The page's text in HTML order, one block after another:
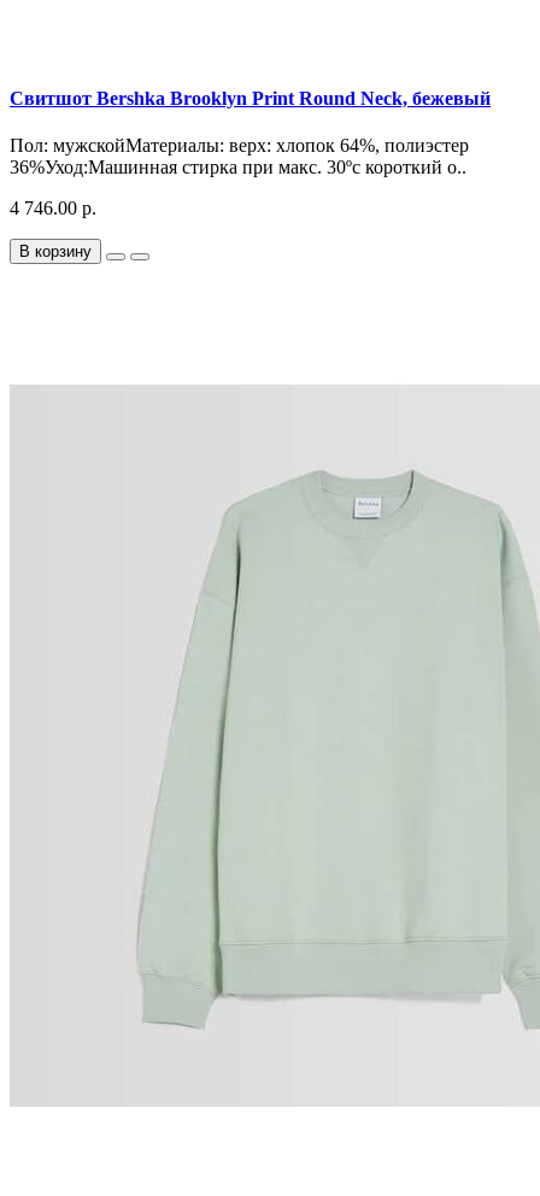
Свитшот Bershka Brooklyn Print Round Neck, бежевый
Пол: мужскойМатериалы: верх: хлопок 64%, полиэстер
36%Уход:Машинная стирка при макс. 30ºc короткий о..
4 746.00 р.
В корзину